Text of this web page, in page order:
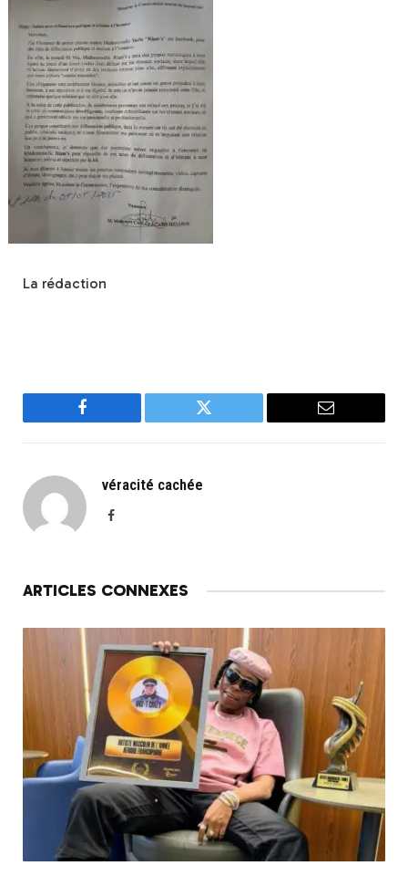
La rédaction
Facebook Twitter Email
véracité cachée
Facebook
ARTICLES CONNEXES